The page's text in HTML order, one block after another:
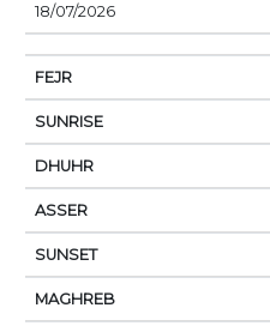
18/07/2026